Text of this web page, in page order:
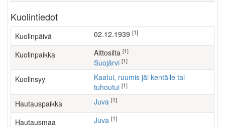
Kuolintiedot
Kuolinpäivä 02.12.1939 [1]
Kuolinpaikka Aittosilta [1]
Suojärvi [1]
Kuolinsyy
Kaatui, ruumis jäi kentälle tai
tuhoutui [1]
Hautauspaikka Juva [1]
Hautausmaa Juva [1]